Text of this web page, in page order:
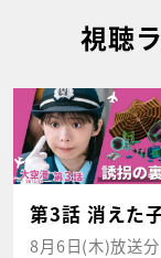
視聴
第3話 消えた
8月6日(木)放送分